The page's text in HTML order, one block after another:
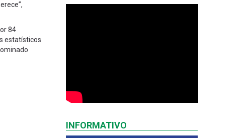
84
estatísticos
INFORMATIVO